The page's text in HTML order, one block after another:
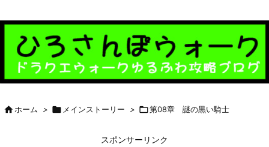

前へ

次へ
ホーム >  メインストーリー > 第08章 謎の黒い騎士
スポンサーリンク